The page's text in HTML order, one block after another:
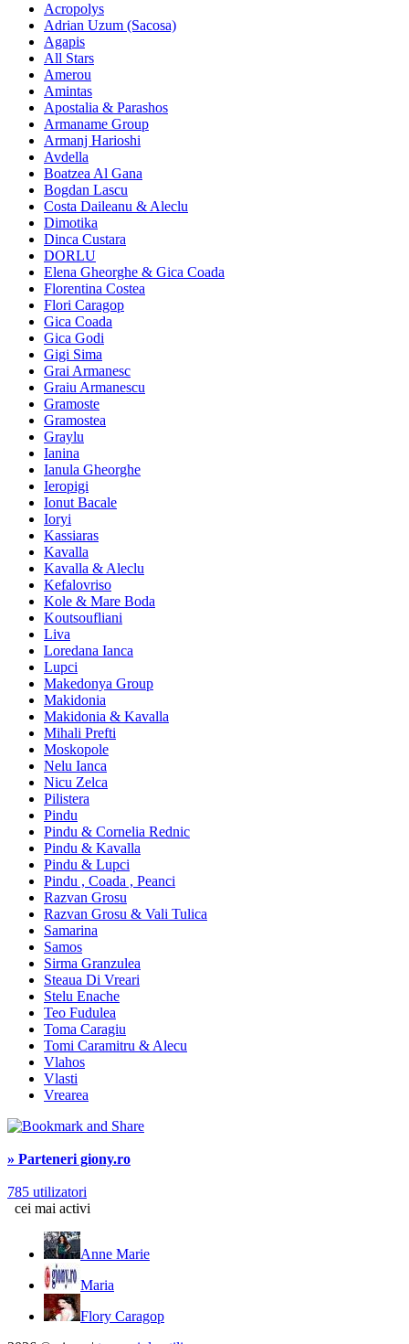
Acropolys
Adrian Uzum (Sacosa)
Agapis
All Stars
Amerou
Amintas
Apostalia & Parashos
Armaname Group
Armanj Harioshi
Avdella
Boatzea Al Gana
Bogdan Lascu
Costa Daileanu & Aleclu
Dimotika
Dinca Custara
DORLU
Elena Gheorghe & Gica Coada
Florentina Costea
Flori Caragop
Gica Coada
Gica Godi
Gigi Sima
Grai Armanesc
Graiu Armanescu
Gramoste
Gramostea
Graylu
Ianina
Ianula Gheorghe
Ieropigi
Ionut Bacale
Ioryi
Kassiaras
Kavalla
Kavalla & Aleclu
Kefalovriso
Kole & Mare Boda
Koutsoufliani
Liva
Loredana Ianca
Lupci
Makedonya Group
Makidonia
Makidonia & Kavalla
Mihali Prefti
Moskopole
Nelu Ianca
Nicu Zelca
Pilistera
Pindu
Pindu & Cornelia Rednic
Pindu & Kavalla
Pindu & Lupci
Pindu , Coada , Peanci
Razvan Grosu
Razvan Grosu & Vali Tulica
Samarina
Samos
Sirma Granzulea
Steaua Di Vreari
Stelu Enache
Teo Fudulea
Toma Caragiu
Tomi Caramitru & Alecu
Vlahos
Vlasti
Vrearea
» Parteneri giony.ro
785 utilizatori
cei mai activi
Anne Marie
Maria
Flory Caragop